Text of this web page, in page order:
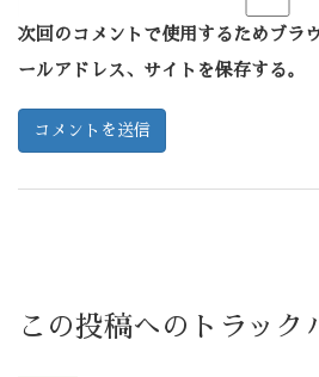
次回のコメントで使用するためブラ
ールアドレス、サイトを保存する。
この投稿へのトラック